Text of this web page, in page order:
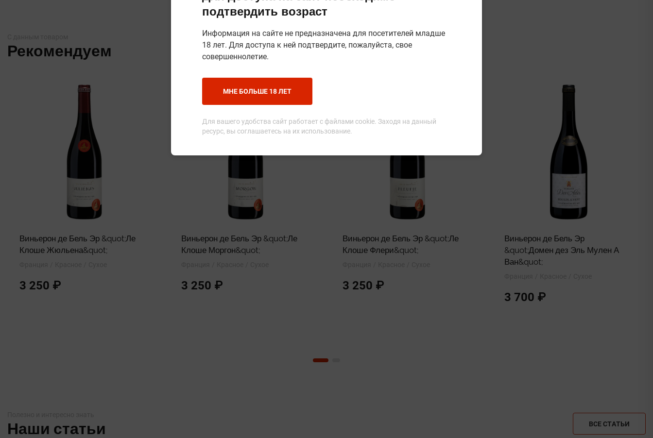
Рекомендуем
Виньерон де Бель Эр &quot;Ле
Клоше Жюльена&quot;
3 250 ₽
Виньерон де Бель Эр &quot;Ле
Клоше Моргон&quot;
3 250 ₽
Виньерон де Бель Эр &quot;Ле
Клоше Флери&quot;
3 250 ₽
Виньерон де Бель Эр
&quot;Домен дез Эль Мулен А
Ван&quot;
3 700 ₽
Наши статьи ВСЕ СТАТЬИ
подтвердить возраст
Информация на сайте не предназначена для посетителей младше
18 лет. Для доступа к ней подтвердите, пожалуйста, свое
совершеннолетие.
МНЕ БОЛЬШЕ 18 ЛЕТ
Для вашего удобства сайт работает с файлами cookie. Заходя на данный
ресурс, вы соглашаетесь на их использование.